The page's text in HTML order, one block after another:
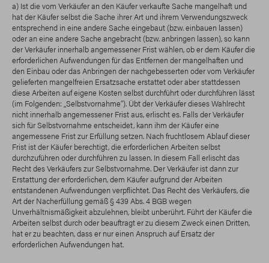
a) Ist die vom Verkäufer an den Käufer verkaufte Sache mangelhaft und
hat der Käufer selbst die Sache ihrer Art und ihrem Verwendungszweck
entsprechend in eine andere Sache eingebaut (bzw. einbauen lassen)
oder an eine andere Sache angebracht (bzw. anbringen lassen), so kann
der Verkäufer innerhalb angemessener Frist wählen, ob er dem Käufer die
erforderlichen Aufwendungen für das Entfernen der mangelhaften und
den Einbau oder das Anbringen der nachgebesserten oder vom Verkäufer
gelieferten mangelfreien Ersatzsache erstattet oder aber stattdessen
diese Arbeiten auf eigene Kosten selbst durchführt oder durchführen lässt
(im Folgenden: „Selbstvornahme“). Übt der Verkäufer dieses Wahlrecht
nicht innerhalb angemessener Frist aus, erlischt es. Falls der Verkäufer
sich für Selbstvornahme entscheidet, kann ihm der Käufer eine
angemessene Frist zur Erfüllung setzen. Nach fruchtlosem Ablauf dieser
Frist ist der Käufer berechtigt, die erforderlichen Arbeiten selbst
durchzuführen oder durchführen zu lassen. In diesem Fall erlischt das
Recht des Verkäufers zur Selbstvornahme. Der Verkäufer ist dann zur
Erstattung der erforderlichen, dem Käufer aufgrund der Arbeiten
entstandenen Aufwendungen verpflichtet. Das Recht des Verkäufers, die
Art der Nacherfüllung gemäß § 439 Abs. 4 BGB wegen
Unverhältnismäßigkeit abzulehnen, bleibt unberührt. Führt der Käufer die
Arbeiten selbst durch oder beauftragt er zu diesem Zweck einen Dritten,
hat er zu beachten, dass er nur einen Anspruch auf Ersatz der
erforderlichen Aufwendungen hat.